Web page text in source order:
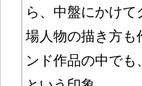
ら、中盤にかけ
場人物の描き方も
ンド作品の中で